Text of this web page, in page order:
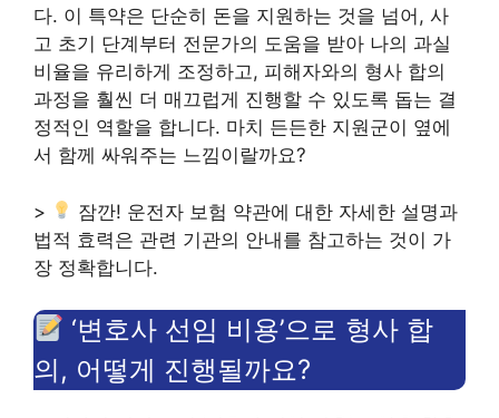
다. 이 특약은 단순히 돈을 지원하는 것을 넘어, 사
고 초기 단계부터 전문가의 도움을 받아 나의 과실
비율을 유리하게 조정하고, 피해자와의 형사 합의
과정을 훨씬 더 매끄럽게 진행할 수 있도록 돕는 결
정적인 역할을 합니다. 마치 든든한 지원군이 옆에
서 함께 싸워주는 느낌이랄까요?
>
잠깐! 운전자 보험 약관에 대한 자세한 설명과
법적 효력은 관련 기관의 안내를 참고하는 것이 가
장 정확합니다.
‘변호사 선임 비용’으로 형사 합
의, 어떻게 진행될까요?